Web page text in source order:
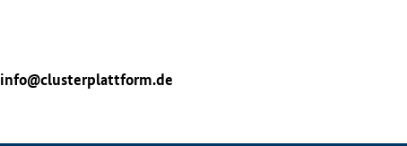
info@clusterplattform.de